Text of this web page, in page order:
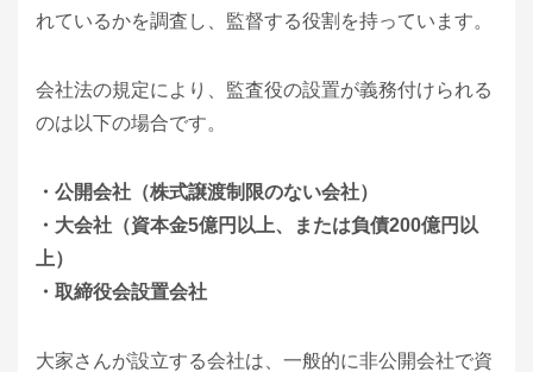
れているかを調査し、監督する役割を持っています。
会社法の規定により、監査役の設置が義務付けられる
のは以下の場合です。
・公開会社（株式譲渡制限のない会社）
・大会社（資本金5億円以上、または負債200億円以
上）
・取締役会設置会社
大家さんが設立する会社は、一般的に非公開会社で資